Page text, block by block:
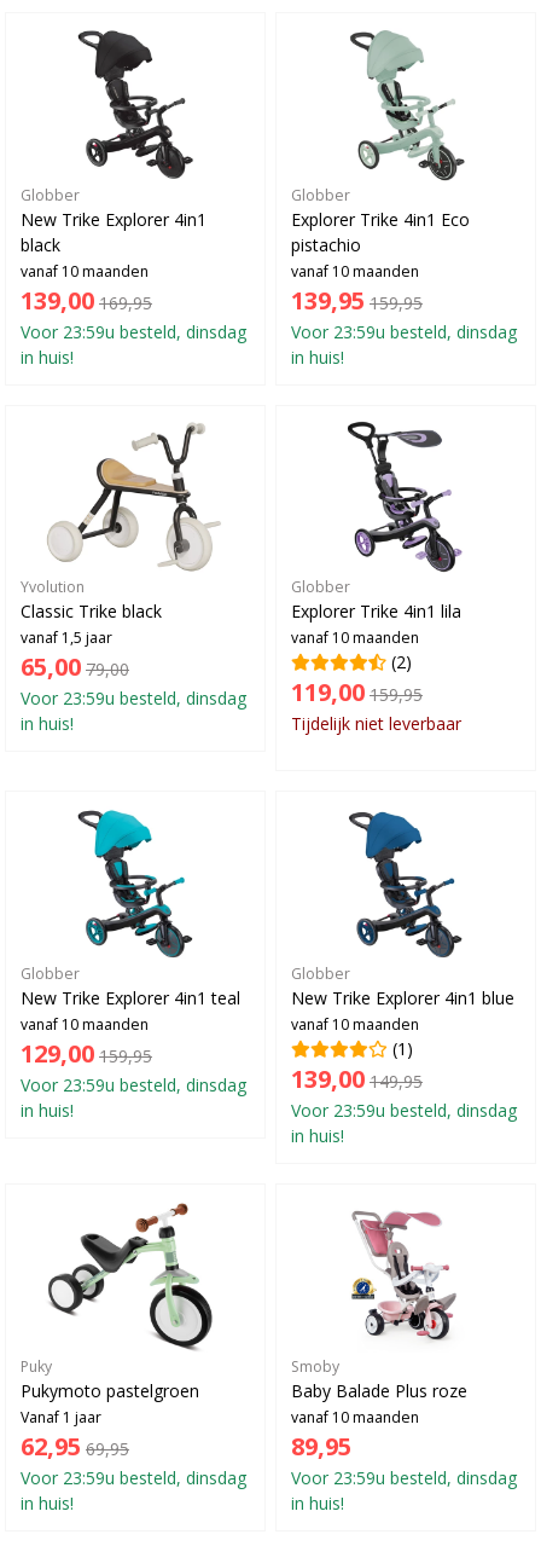
Globber
New Trike Explorer 4in1
black
vanaf 10 maanden
139,00 169,95
Voor 23:59u besteld, dinsdag
in huis!
Globber
Explorer Trike 4in1 Eco
pistachio
vanaf 10 maanden
139,95 159,95
Voor 23:59u besteld, dinsdag
in huis!
Yvolution
Classic Trike black
vanaf 1,5 jaar
65,00 79,00
Voor 23:59u besteld, dinsdag
in huis!
Globber
Explorer Trike 4in1 lila
vanaf 10 maanden
(2)
119,00 159,95
Tijdelijk niet leverbaar
Globber
New Trike Explorer 4in1 teal
vanaf 10 maanden
129,00 159,95
Voor 23:59u besteld, dinsdag
in huis!
Globber
New Trike Explorer 4in1 blue
vanaf 10 maanden
(1)
139,00 149,95
Voor 23:59u besteld, dinsdag
in huis!
Puky
Pukymoto pastelgroen
Vanaf 1 jaar
62,95 69,95
Voor 23:59u besteld, dinsdag
in huis!
Smoby
Baby Balade Plus roze
vanaf 10 maanden
89,95
Voor 23:59u besteld, dinsdag
in huis!